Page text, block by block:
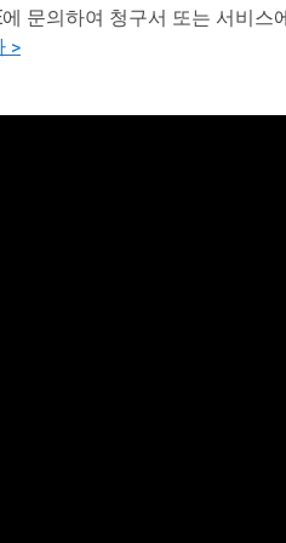
문의하여 청구서 또는 서비스
>